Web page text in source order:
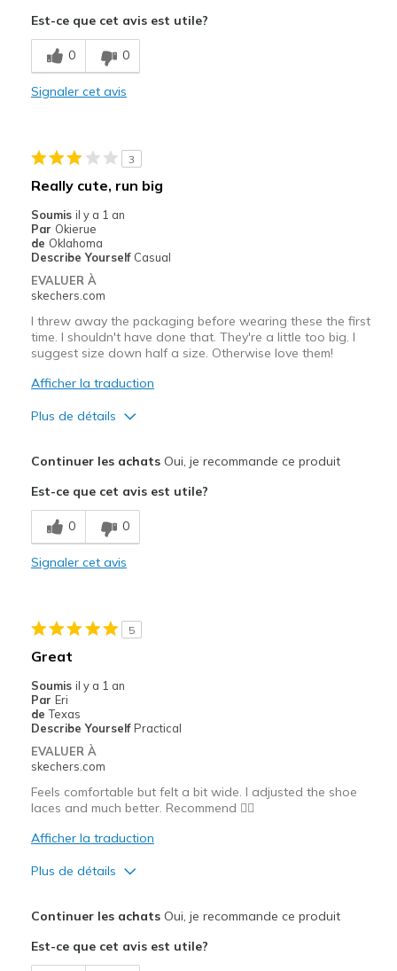
Breathe Well
Comfortable
Casual Wear
Sizing
Est-ce que cet avis est utile?
0 0
Signaler cet avis
3
Really cute, run big
Soumis il y a 1 an
Par Okierue
de Oklahoma
Describe Yourself Casual
EVALUER À
skechers.com
I threw away the packaging before wearing these the first
time. I shouldn't have done that. They're a little too big. I
suggest size down half a size. Otherwise love them!
Afficher la traduction
Plus de détails
Comfortable
Stylish
Continuer les achatsOui, je recommande ce produit
Est-ce que cet avis est utile?
0 0
Signaler cet avis
5
Great
Soumis il y a 1 an
Par Eri
de Texas
Describe Yourself Practical
EVALUER À
skechers.com
Feels comfortable but felt a bit wide. I adjusted the shoe
laces and much better. Recommend 👍🏽
Afficher la traduction
Plus de détails
Comfortable
Continuer les achatsOui, je recommande ce produit
Est-ce que cet avis est utile?